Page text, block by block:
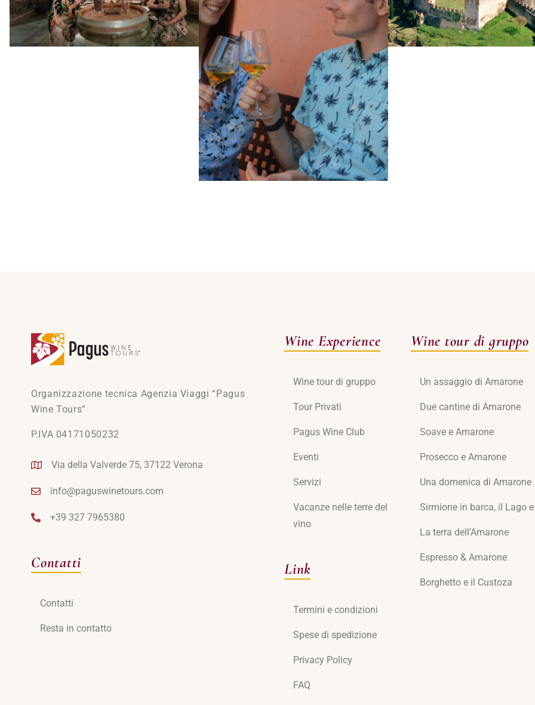
Organizzazione tecnica Agenzia Viaggi “Pagus
Wine Tours”
P.IVA 04171050232
Via della Valverde 75, 37122 Verona
info@paguswinetours.com
+39 327 7965380
Contatti
Contatti
Resta in contatto
Wine Experience
Wine tour di gruppo
Tour Privati
Pagus Wine Club
Eventi
Servizi
Vacanze nelle terre del
vino
Link
Termini e condizioni
Spese di spedizione
Privacy Policy
FAQ
Wine tour di gruppo
Un assaggio di Amarone
Due cantine di Amarone
Soave e Amarone
Prosecco e Amarone
Una domenica di Amarone
Sirmione in barca, il Lago e
La terra dell’Amarone
Espresso & Amarone
Borghetto e il Custoza